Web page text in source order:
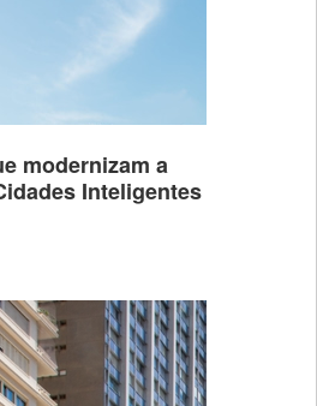
modernizam a
Inteligentes